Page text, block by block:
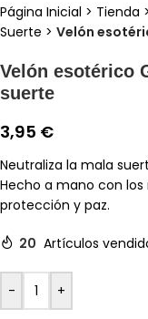
Página Inicial > Tienda
Suerte > Velón
Velón esotérico
suerte
3,95 €
Neutraliza la mala
Hecho a mano con
protección y paz.
20 Artículos
- +